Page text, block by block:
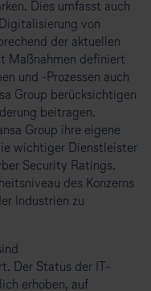
Dies umfasst auch
von
der aktuellen
Maßnahmen definiert
und -Prozessen auch
Group berücksichtigen
beitragen.
Group ihre eigene
wichtiger Dienstleister
Security Ratings.
des Konzerns
Industrien zu
Der Status der IT-
erhoben, auf